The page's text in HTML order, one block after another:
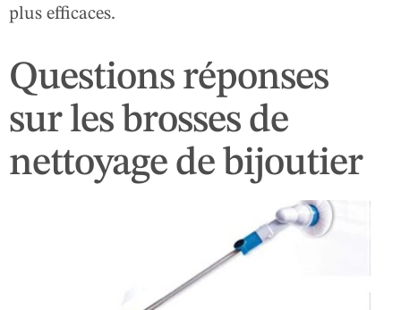
plus efficaces.
Questions réponses
sur les brosses de
nettoyage de bijoutier